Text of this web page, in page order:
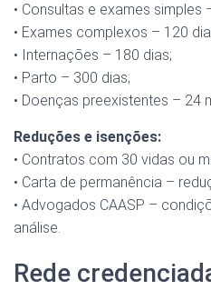
• Consultas e exames simples
• Exames complexos – 120
• Internações – 180 dias;
• Parto – 300 dias;
• Doenças preexistentes – 24
Reduções e isenções:
• Contratos com 30 vidas ou
• Carta de permanência –
• Advogados CAASP –
análise.
Rede